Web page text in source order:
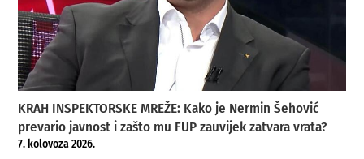
KRAH INSPEKTORSKE MREŽE: Kako je Nermin Šehović
prevario javnost i zašto mu FUP zauvijek zatvara vrata?
7. kolovoza 2026.